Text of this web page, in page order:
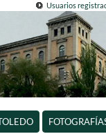
Usuarios